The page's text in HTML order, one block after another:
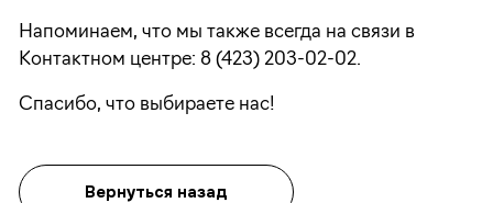
Напоминаем, что мы также всегда на связи в
Контактном центре: 8 (423) 203-02-02.
Спасибо, что выбираете нас!
Вернуться назад